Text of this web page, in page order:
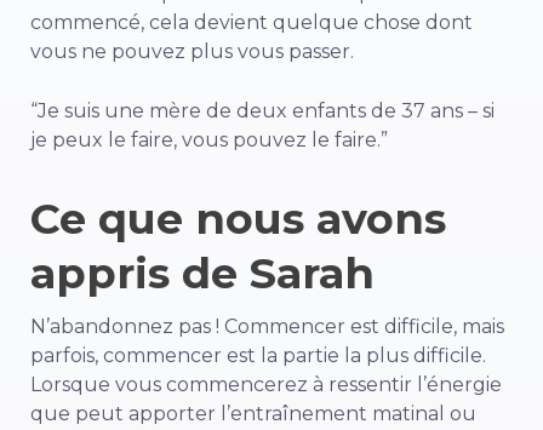
commencé, cela devient quelque chose dont
vous ne pouvez plus vous passer.
“Je suis une mère de deux enfants de 37 ans – si
je peux le faire, vous pouvez le faire.”
Ce que nous avons
appris de Sarah
N’abandonnez pas ! Commencer est difficile, mais
parfois, commencer est la partie la plus difficile.
Lorsque vous commencerez à ressentir l’énergie
que peut apporter l’entraînement matinal ou